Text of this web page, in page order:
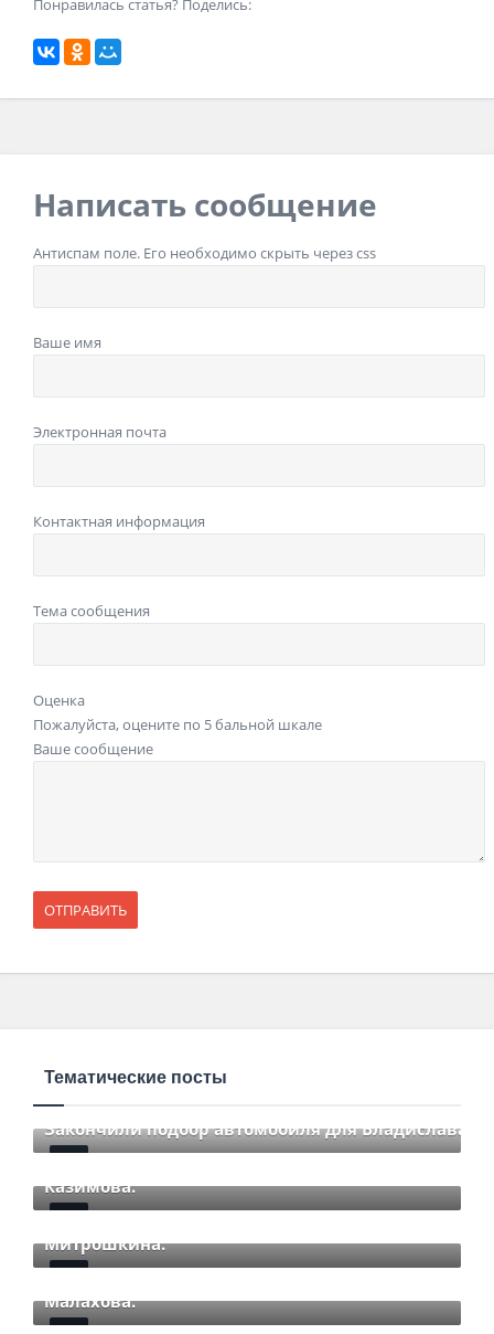
Понравилась статья? Поделись:
Написать сообщение
Антиспам поле. Его необходимо скрыть через css
Ваше имя
Электронная почта
Контактная информация
Тема сообщения
Оценка
Пожалуйста, оцените по 5 бальной шкале
Ваше сообщение
Тематические посты
Закончили подбор автомобиля для Владислава.
Закончили подбор автомобиля для Романа
Казимова.
Закончили подбор автомобиля для Дмитрия
Митрошкина.
Закончили подбор автомобиля для Дмитрия
Малахова.